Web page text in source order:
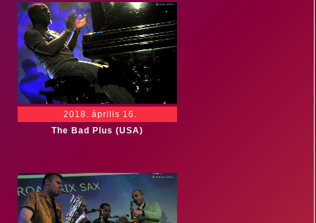
2018. április 16.
The Bad Plus (USA)